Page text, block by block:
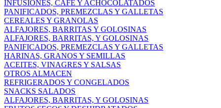
INFUSIONES, CAFÉ Y ACHOCOLATADOS
PANIFICADOS, PREMEZCLAS Y GALLETAS
CEREALES Y GRANOLAS
ALFAJORES, BARRITAS Y GOLOSINAS
ALFAJORES, BARRITAS, Y GOLOSINAS
PANIFICADOS, PREMEZCLAS Y GALLETAS
HARINAS, GRANOS Y SEMILLAS
ACEITES, VINAGRES Y SALSAS
OTROS ALMACEN
REFRIGERADOS Y CONGELADOS
SNACKS SALADOS
ALFAJORES, BARRITAS, Y GOLOSINAS